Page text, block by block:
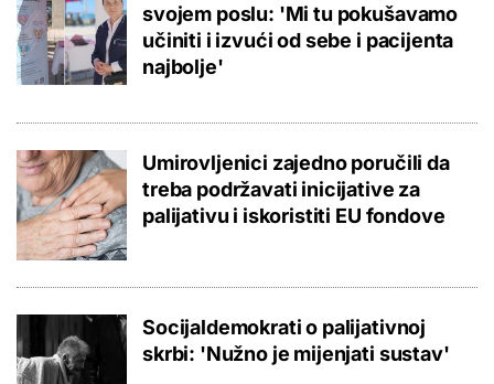
svojem poslu: 'Mi tu pokušavamo
učiniti i izvući od sebe i pacijenta
najbolje'
Umirovljenici zajedno poručili da
treba podržavati inicijative za
palijativu i iskoristiti EU fondove
Socijaldemokrati o palijativnoj
skrbi: 'Nužno je mijenjati sustav'